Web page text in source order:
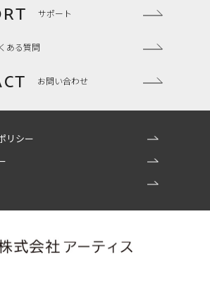
サポート
ある質問
お問い合わせ
リシー